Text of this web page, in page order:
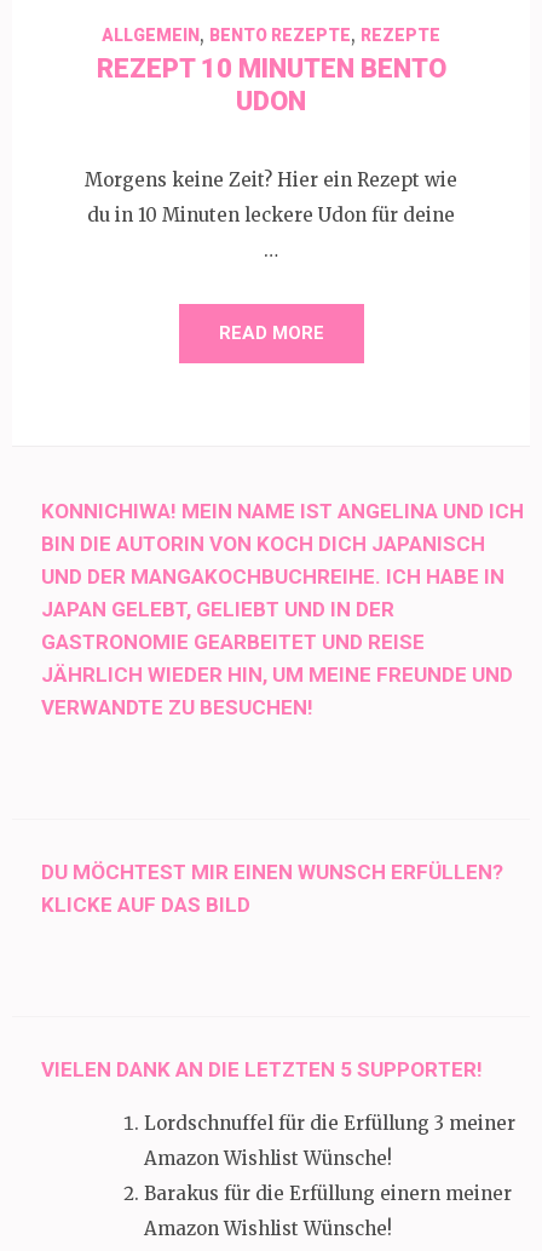
ALLGEMEIN, BENTO REZEPTE, REZEPTE
REZEPT 10 MINUTEN BENTO
UDON
Morgens keine Zeit? Hier ein Rezept wie
du in 10 Minuten leckere Udon für deine
…
READ MORE
KONNICHIWA! MEIN NAME IST ANGELINA UND ICH
BIN DIE AUTORIN VON KOCH DICH JAPANISCH
UND DER MANGAKOCHBUCHREIHE. ICH HABE IN
JAPAN GELEBT, GELIEBT UND IN DER
GASTRONOMIE GEARBEITET UND REISE
JÄHRLICH WIEDER HIN, UM MEINE FREUNDE UND
VERWANDTE ZU BESUCHEN!
DU MÖCHTEST MIR EINEN WUNSCH ERFÜLLEN?
KLICKE AUF DAS BILD
VIELEN DANK AN DIE LETZTEN 5 SUPPORTER!
Lordschnuffel für die Erfüllung 3 meiner
Amazon Wishlist Wünsche!
Barakus für die Erfüllung einern meiner
Amazon Wishlist Wünsche!